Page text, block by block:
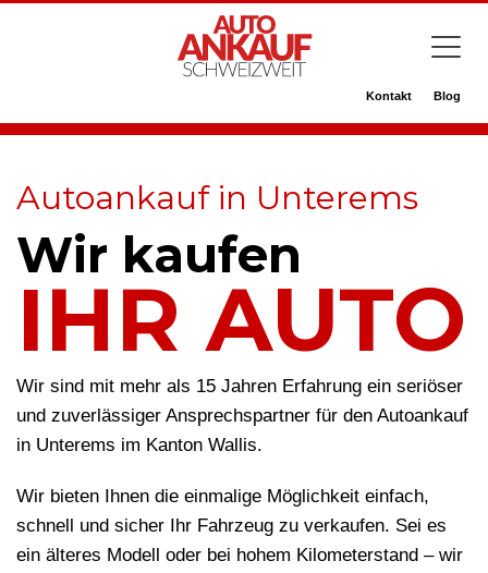
Kontakt Blog
Autoankauf in Unterems
Wir kaufen
IHR AUTO
Wir sind mit mehr als 15 Jahren Erfahrung ein seriöser
und zuverlässiger Ansprechspartner für den Autoankauf
in Unterems im Kanton Wallis.
Wir bieten Ihnen die einmalige Möglichkeit einfach,
schnell und sicher Ihr Fahrzeug zu verkaufen. Sei es
ein älteres Modell oder bei hohem Kilometerstand – wir